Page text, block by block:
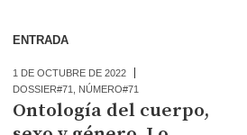
ENTRADA
1 DE OCTUBRE DE 2022
DOSSIER#71
NÚMERO#71
Ontología del cuerpo,